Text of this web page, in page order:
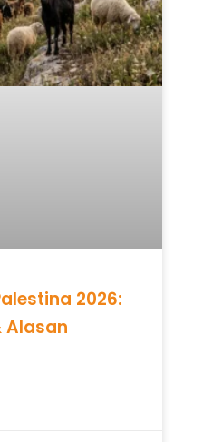
2026:
Alasan